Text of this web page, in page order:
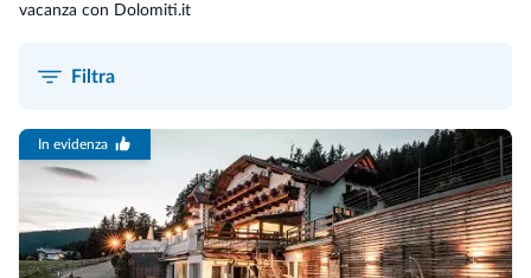
vacanza con Dolomiti.it
Filtra
In evidenza